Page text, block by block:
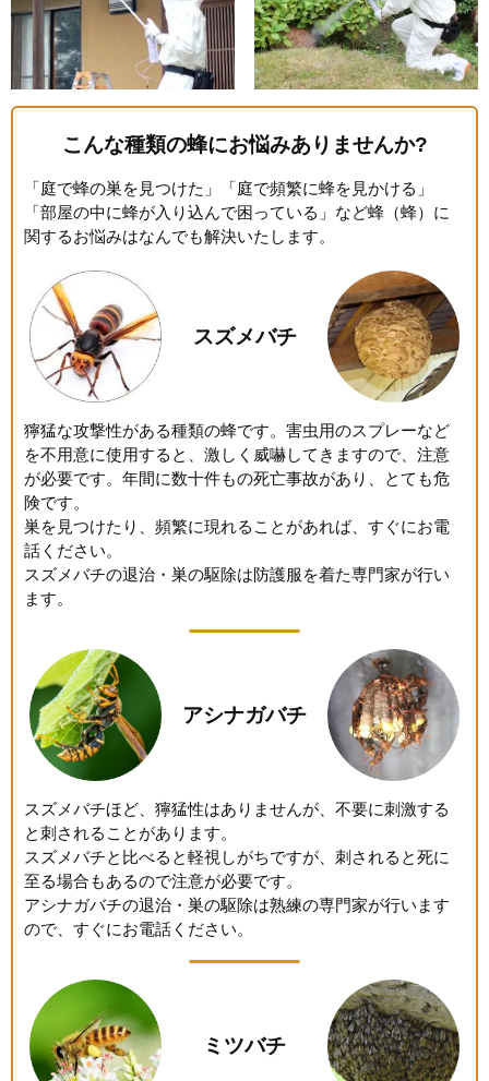
こんな種類の蜂にお悩みありませんか?
「庭で蜂の巣を見つけた」「庭で頻繁に蜂を見かける」
「部屋の中に蜂が入り込んで困っている」など蜂（蜂）に
関するお悩みはなんでも解決いたします。
スズメバチ
獰猛な攻撃性がある種類の蜂です。害虫用のスプレーなど
を不用意に使用すると、激しく威嚇してきますので、注意
が必要です。年間に数十件もの死亡事故があり、とても危
険です。
巣を見つけたり、頻繁に現れることがあれば、すぐにお電
話ください。
スズメバチの退治・巣の駆除は防護服を着た専門家が行い
ます。
アシナガバチ
スズメバチほど、獰猛性はありませんが、不要に刺激する
と刺されることがあります。
スズメバチと比べると軽視しがちですが、刺されると死に
至る場合もあるので注意が必要です。
アシナガバチの退治・巣の駆除は熟練の専門家が行います
ので、すぐにお電話ください。
ミツバチ